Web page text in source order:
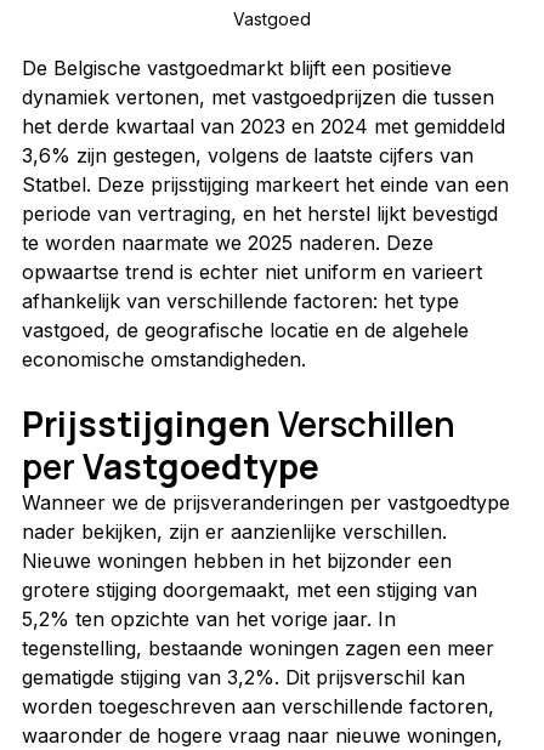
Vastgoed
De Belgische vastgoedmarkt blijft een positieve
dynamiek vertonen, met vastgoedprijzen die tussen
het derde kwartaal van 2023 en 2024 met gemiddeld
3,6% zijn gestegen, volgens de laatste cijfers van
Statbel. Deze prijsstijging markeert het einde van een
periode van vertraging, en het herstel lijkt bevestigd
te worden naarmate we 2025 naderen. Deze
opwaartse trend is echter niet uniform en varieert
afhankelijk van verschillende factoren: het type
vastgoed, de geografische locatie en de algehele
economische omstandigheden.
Prijsstijgingen Verschillen
per Vastgoedtype
Wanneer we de prijsveranderingen per vastgoedtype
nader bekijken, zijn er aanzienlijke verschillen.
Nieuwe woningen hebben in het bijzonder een
grotere stijging doorgemaakt, met een stijging van
5,2% ten opzichte van het vorige jaar. In
tegenstelling, bestaande woningen zagen een meer
gematigde stijging van 3,2%. Dit prijsverschil kan
worden toegeschreven aan verschillende factoren,
waaronder de hogere vraag naar nieuwe woningen,